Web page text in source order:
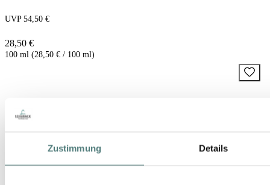
Zustimmung Details
UVP 54,50 €
28,50 €
100 ml (28,50 € / 100 ml)